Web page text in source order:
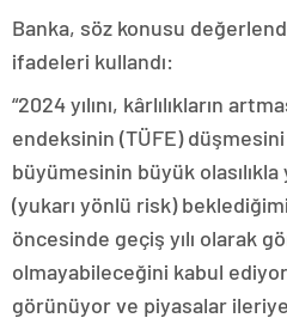
Banka, söz konusu
ifadeleri kullandı:
“2024 yılını, kârlılıkların
endeksinin (TÜFE)
büyümesinin büyük olasılıkla
(yukarı yönlü risk)
öncesinde geçiş yılı olarak
olmayabileceğini kabul
görünüyor ve piyasalar ileriye